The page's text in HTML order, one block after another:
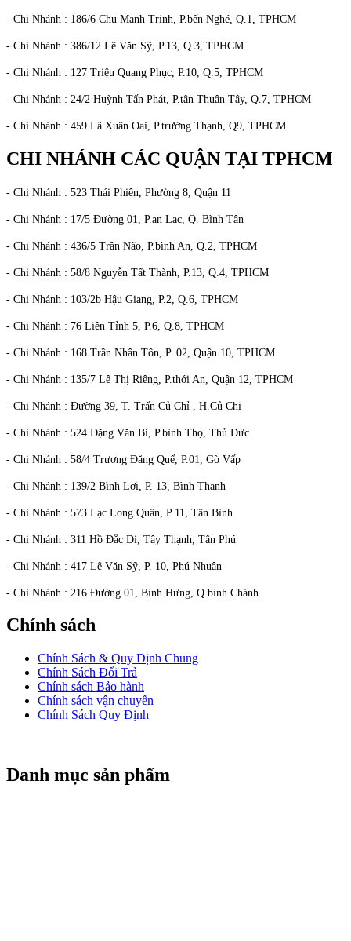
- Chi Nhánh : 186/6 Chu Mạnh Trinh, P.bến Nghé, Q.1, TPHCM
- Chi Nhánh : 386/12 Lê Văn Sỹ, P.13, Q.3, TPHCM
- Chi Nhánh : 127 Triệu Quang Phục, P.10, Q.5, TPHCM
- Chi Nhánh : 24/2 Huỳnh Tấn Phát, P.tân Thuận Tây, Q.7, TPHCM
- Chi Nhánh : 459 Lã Xuân Oai, P.trường Thạnh, Q9, TPHCM
CHI NHÁNH CÁC QUẬN TẠI TPHCM
- Chi Nhánh : 523 Thái Phiên, Phường 8, Quận 11
- Chi Nhánh : 17/5 Đường 01, P.an Lạc, Q. Bình Tân
- Chi Nhánh : 436/5 Trần Não, P.bình An, Q.2, TPHCM
- Chi Nhánh : 58/8 Nguyễn Tất Thành, P.13, Q.4, TPHCM
- Chi Nhánh : 103/2b Hậu Giang, P.2, Q.6, TPHCM
- Chi Nhánh : 76 Liên Tỉnh 5, P.6, Q.8, TPHCM
- Chi Nhánh : 168 Trần Nhân Tôn, P. 02, Quận 10, TPHCM
- Chi Nhánh : 135/7 Lê Thị Riêng, P.thới An, Quận 12, TPHCM
- Chi Nhánh : Đường 39, T. Trấn Củ Chỉ , H.Củ Chi
- Chi Nhánh : 524 Đặng Văn Bi, P.bình Thọ, Thủ Đức
- Chi Nhánh : 58/4 Trương Đăng Quế, P.01, Gò Vấp
- Chi Nhánh : 139/2 Bình Lợi, P. 13, Bình Thạnh
- Chi Nhánh : 573 Lạc Long Quân, P 11, Tân Bình
- Chi Nhánh : 311 Hồ Đắc Di, Tây Thạnh, Tân Phú
- Chi Nhánh : 417 Lê Văn Sỹ, P. 10, Phú Nhuận
- Chi Nhánh : 216 Đường 01, Bình Hưng, Q.bình Chánh
Chính sách
Chính Sách & Quy Định Chung
Chính Sách Đổi Trả
Chính sách Bảo hành
Chính sách vận chuyển
Chính Sách Quy Định
Danh mục sản phẩm